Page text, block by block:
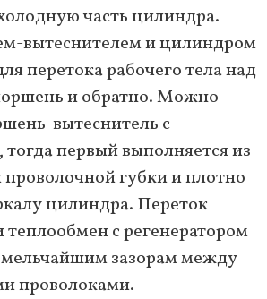
часть цилиндра.
вытеснителем и цилиндром
перетока рабочего тела над
и обратно. Можно
вытеснитель с
тогда первый выполняется из
губки и плотно
цилиндра. Переток
теплообмен с регенератором
зазорам между
проволоками.